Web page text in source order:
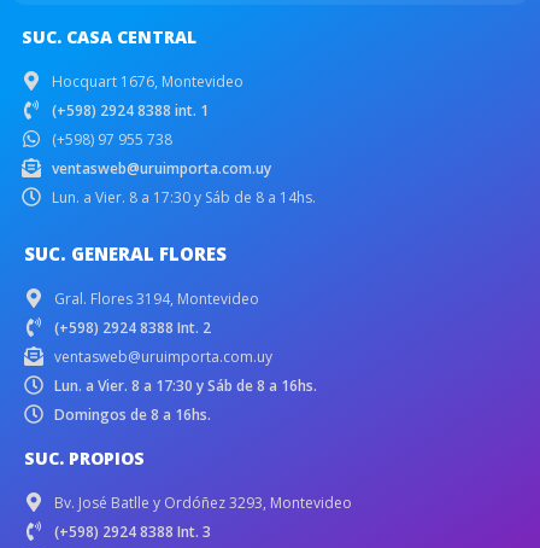
SUC. CASA CENTRAL
Hocquart 1676, Montevideo
(+598) 2924 8388 int. 1
(+598) 97 955 738
ventasweb@uruimporta.com.uy
Lun. a Vier. 8 a 17:30 y Sáb de 8 a 14hs.
SUC. GENERAL FLORES
Gral. Flores 3194, Montevideo
(+598) 2924 8388 Int. 2
ventasweb@uruimporta.com.uy
Lun. a Vier. 8 a 17:30 y Sáb de 8 a 16hs.
Domingos de 8 a 16hs.
SUC. PROPIOS
Bv. José Batlle y Ordóñez 3293, Montevideo
(+598) 2924 8388 Int. 3